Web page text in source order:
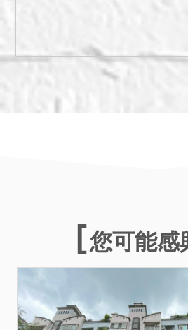
一、上開
請應買人分
二、應買價
狀最先到
押權於拍定
五、本件標
物係未辦保
拍定人無
利移轉證
記，且須承
您可能感